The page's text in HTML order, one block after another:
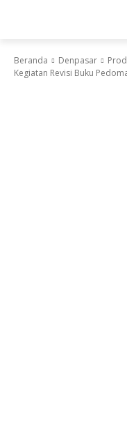
Beranda Denpasar
Kegiatan Revisi Buku